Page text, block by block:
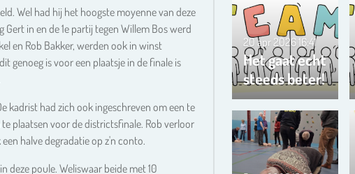
Wel had hij het hoogste moyenne van deze
in en de 1e partij tegen Willem Bos werd
en Rob Bakker, werden ook in winst
genoeg is voor een plaatsje in de finale is
kadrist had zich ook ingeschreven om een te
plaatsen voor de districtsfinale. Rob verloor
halve degradatie op z'n conto.
deze poule. Weliswaar beide met 10
Het gaat echt
steeds beter!
20 apr 202616:41